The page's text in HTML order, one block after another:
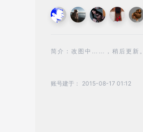
简介：改图中……，稍后更新。
账号建于： 2015-08-17 01:12